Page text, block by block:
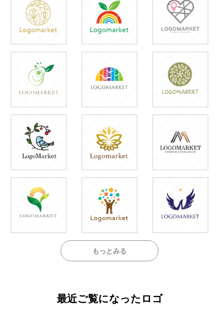
もっとみる
最近ご覧になったロゴ